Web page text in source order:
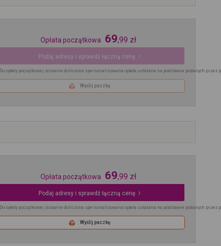
Opłata początkowa 69,99 zł
Podaj adresy i sprawdź łączną cenę
Do opłaty początkowej zostanie doliczona spersonalizowana opłata ustalana na podstawie podanych przez
Wyślij paczkę
Opłata początkowa 69,99 zł
Podaj adresy i sprawdź łączną cenę
Do opłaty początkowej zostanie doliczona spersonalizowana opłata ustalana na podstawie podanych przez
Wyślij paczkę